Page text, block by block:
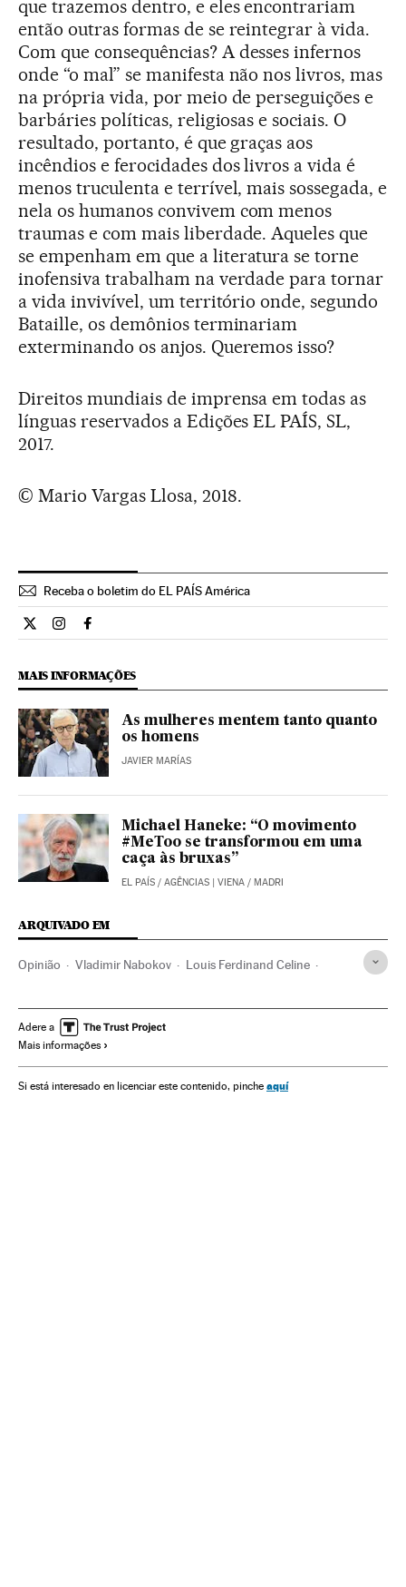
que trazemos dentro, e eles encontrariam
então outras formas de se reintegrar à vida.
Com que consequências? A desses infernos
onde “o mal” se manifesta não nos livros, mas
na própria vida, por meio de perseguições e
barbáries políticas, religiosas e sociais. O
resultado, portanto, é que graças aos
incêndios e ferocidades dos livros a vida é
menos truculenta e terrível, mais sossegada, e
nela os humanos convivem com menos
traumas e com mais liberdade. Aqueles que
se empenham em que a literatura se torne
inofensiva trabalham na verdade para tornar
a vida invivível, um território onde, segundo
Bataille, os demônios terminariam
exterminando os anjos. Queremos isso?
Direitos mundiais de imprensa em todas as
línguas reservados a Edições EL PAÍS, SL,
2017.
© Mario Vargas Llosa, 2018.
Receba o boletim do EL PAÍS América
Opiniao El País Brasil en Twitter
Opiniao El País Brasil en Instagram
Opiniao El País Brasil en Facebook
MAIS INFORMAÇÕES
As mulheres mentem tanto quanto
os homens
JAVIER MARÍAS
Michael Haneke: “O movimento
#MeToo se transformou em uma
caça às bruxas”
EL PAÍS / AGÊNCIAS | VIENA / MADRI
ARQUIVADO EM
Opinião Vladimir Nabokov Louis Ferdinand Celine
Machismo Sexismo Direitos mulher
Movimentos sociais
Preconceitos Problemas sociais Sociedade
Adere a
Mais informações
Si está interesado en licenciar este contenido, pinche aquí